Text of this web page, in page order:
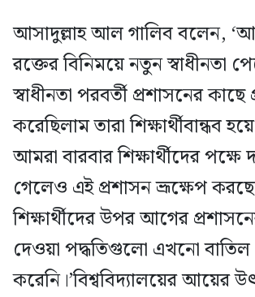
আসাদুল্লাহ আল গালিব বলেন,
রক্তের বিনিময়ে নতুন স্বাধীনতা
স্বাধীনতা পরবর্তী প্রশাসনের কাছে
করেছিলাম তারা শিক্ষার্থীবান্ধব
আমরা বারবার শিক্ষার্থীদের পক্ষে
গেলেও এই প্রশাসন ভ্রূক্ষেপ
শিক্ষার্থীদের উপর আগের
দেওয়া পদ্ধতিগুলো এখনো বাতিল
করেনি।’বিশ্ববিদ্যালয়ের আয়ের